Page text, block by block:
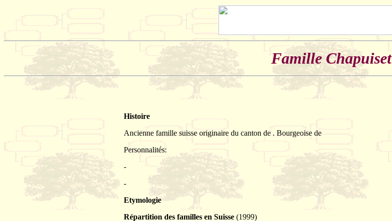
Famille Chapuiset
Histoire
Ancienne famille suisse originaire du canton de . Bourgeoise de
Personnalités:
-
-
Etymologie
Répartition des familles en Suisse (1999)